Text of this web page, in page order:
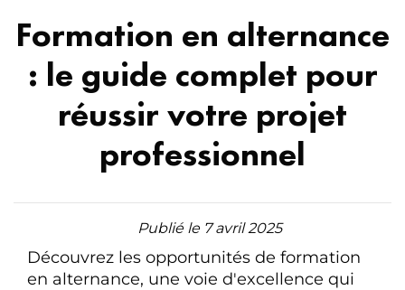
Formation en alternance
: le guide complet pour
réussir votre projet
professionnel
Publié le 7 avril 2025
Découvrez les opportunités de formation
en alternance, une voie d'excellence qui